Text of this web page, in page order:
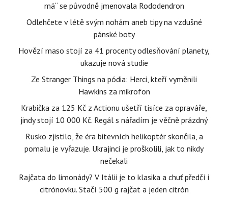
má“ se původně jmenovala Rododendron
Odlehčete v létě svým nohám aneb tipy na vzdušné
pánské boty
Hovězí maso stojí za 41 procenty odlesňování planety,
ukazuje nová studie
Ze Stranger Things na pódia: Herci, kteří vyměnili
Hawkins za mikrofon
Krabička za 125 Kč z Actionu ušetří tisíce za opraváře,
jindy stojí 10 000 Kč. Regál s nářadím je věčně prázdný
Rusko zjistilo, že éra bitevních helikoptér skončila, a
pomalu je vyřazuje. Ukrajinci je proškolili, jak to nikdy
nečekali
Rajčata do limonády? V Itálii je to klasika a chuť předčí i
citrónovku. Stačí 500 g rajčat a jeden citrón